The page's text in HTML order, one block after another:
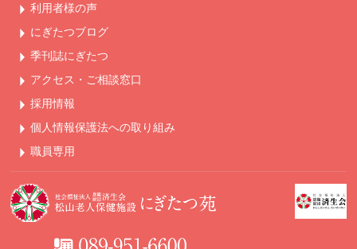
利用者様の声
にぎたつブログ
季刊誌にぎたつ
アクセス・ご相談窓口
採用情報
個人情報保護法への取り組み
職員専用